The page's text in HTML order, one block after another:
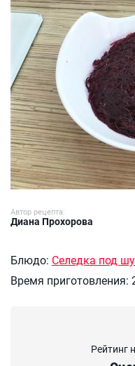
Автор рецепта:
Диана Прохорова
Блюдо: Селедка под
Время приготовления:
Рейтинг